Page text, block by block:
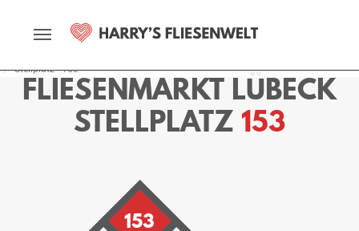
Stellplatz - 153
FLIESENMARKT LÜBECK
STELLPLATZ 153
153